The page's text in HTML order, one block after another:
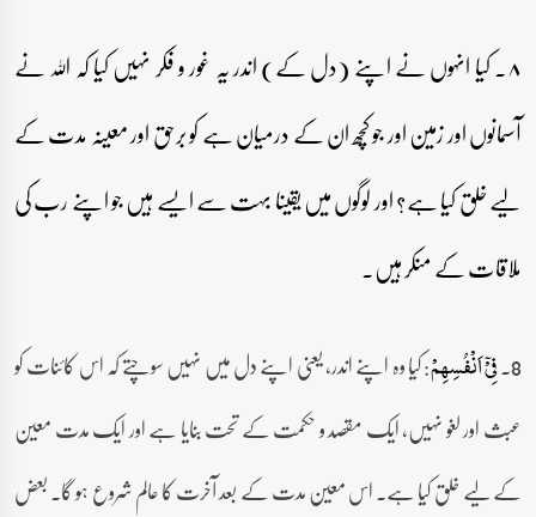
۸۔ کیا انہوں نے اپنے (دل کے) اندر یہ غور و فکر نہیں کیا کہ اللہ نے
آسمانوں اور زمین اور جو کچھ ان کے درمیان ہے کو برحق اور معینہ مدت کے
لیے خلق کیا ہے؟ اور لوگوں میں یقینا بہت سے ایسے ہیں جو اپنے رب کی
ملاقات کے منکر ہیں۔
8۔ فِیۡۤ اَنۡفُسِہِمۡ: کیا وہ اپنے اندر، یعنی اپنے دل میں نہیں سوچتے کہ اس کائنات کو
عبث اور لغو نہیں، ایک مقصد و حکمت کے تحت بنایا ہے اور ایک مدت معین
کے لیے خلق کیا ہے۔ اس معین مدت کے بعد آخرت کا عالم شروع ہو گا۔ بعض